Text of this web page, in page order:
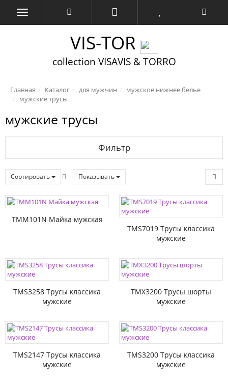
VIS-TOR
collection VISAVIS & TORRO
Главная Каталог для мужчин
мужское нижнее белье
мужские трусы
мужские трусы
Фильтр
Сортировать Показывать
TMM101N Майка мужская
TMS7019 Трусы классика
мужские
TMS3258 Трусы классика
мужские
TMX3200 Трусы шорты
мужские
TMS2147 Трусы классика
мужские
TMS3200 Трусы классика
мужские